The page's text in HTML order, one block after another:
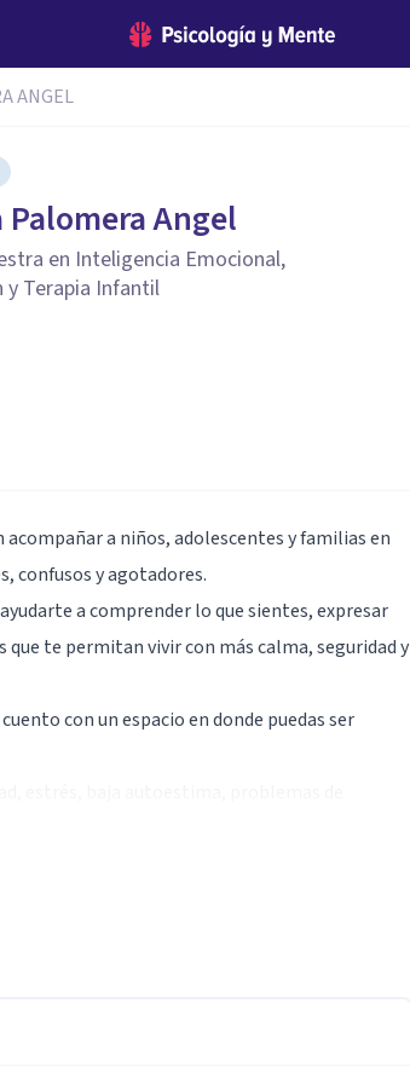
ANGEL
Angel
en Inteligencia Emocional,
y Terapia Infantil
a niños, adolescentes y familias en
confusos y agotadores.
a comprender lo que sientes, expresar
te permitan vivir con más calma, seguridad y
con un espacio en donde puedas ser
lo cual me permite identificar las areas que
comunicación asertiva, empatía y